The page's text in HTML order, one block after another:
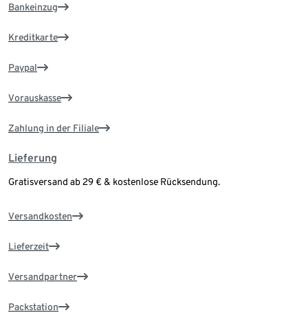
Bankeinzug
Kreditkarte
Paypal
Vorauskasse
Zahlung in der Filiale
Lieferung
Gratisversand ab 29 € & kostenlose Rücksendung.
Versandkosten
Lieferzeit
Versandpartner
Packstation